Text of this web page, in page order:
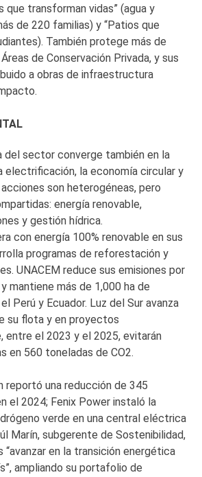
que transforman vidas” (agua y
de 220 familias) y “Patios que
También protege más de
de Conservación Privada, y sus
a obras de infraestructura
del sector converge también en la
electrificación, la economía circular y
son heterogéneas, pero
energía renovable,
y gestión hídrica.
con energía 100% renovable en sus
programas de reforestación y
UNACEM reduce sus emisiones por
mantiene más de 1,000 ha de
Perú y Ecuador. Luz del Sur avanza
su flota y en proyectos
entre el 2023 y el 2025, evitarán
en 560 toneladas de CO2.
reportó una reducción de 345
el 2024; Fenix Power instaló la
verde en una central eléctrica
Marín, subgerente de Sostenibilidad,
en la transición energética
ampliando su portafolio de